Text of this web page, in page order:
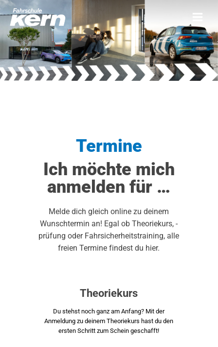
Termine
Ich möchte mich
anmelden für …
Melde dich gleich online zu deinem
Wunschtermin an! Egal ob Theoriekurs, -
prüfung oder Fahrsicherheitstraining, alle
freien Termine findest du hier.
Theoriekurs
Du stehst noch ganz am Anfang? Mit der
Anmeldung zu deinem Theoriekurs hast du den
ersten Schritt zum Schein geschafft!